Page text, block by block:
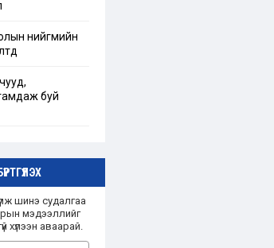
ын
эрх зүйн
нийгмийн
буй
шинэ судалгаа
мэдээллийг
хүлээн аваарай.